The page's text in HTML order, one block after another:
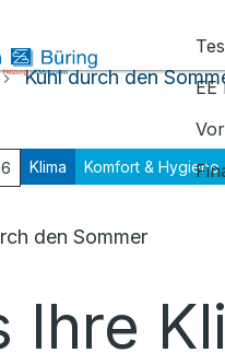
EE
Kühl durch den
Klima Komfort & Hygiene
den Sommer
Ihre